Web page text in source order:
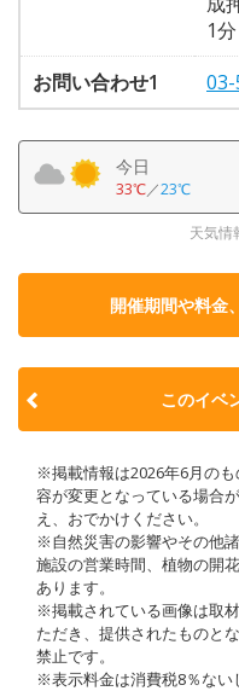
1分
お問い合わせ1
今日
33℃／23℃
天気情
開催期間や料金
このイベ
※掲載情報は2026年6月の
容が変更となっている場合
え、おでかけください。
※自然災害の影響やその他
施設の営業時間、植物の開
あります。
※掲載されている画像は取
ただき、提供されたものと
禁止です。
※表示料金は消費税8％ない